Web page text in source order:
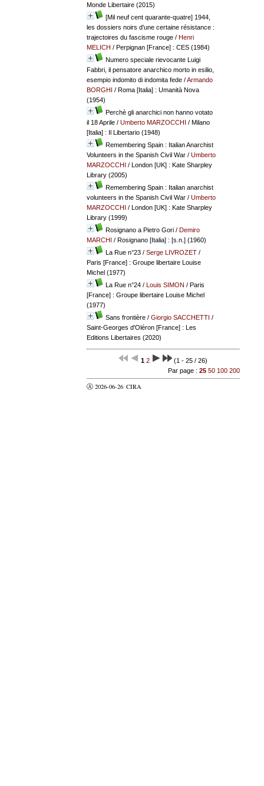
Monde Libertaire (2015)
[Mil neuf cent quarante-quatre] 1944,
les dossiers noirs d'une certaine résistance :
trajectoires du fascisme rouge/ Henri
MELICH / Perpignan [France] : CES (1984)
Numero speciale rievocante Luigi
Fabbri, il pensatore anarchico morto in esilio,
esempio indomito di indomita fede/Armando
BORGHI / Roma [Italia] : Umanità Nova
(1954)
Perchè gli anarchici non hanno votato
il 18 Aprile/ Umberto MARZOCCHI / Milano
[Italia] : Il Libertario (1948)
Remembering Spain : Italian Anarchist
Volunteers in the Spanish Civil War/ Umberto
MARZOCCHI / London [UK] : Kate Sharpley
Library (2005)
Remembering Spain : Italian anarchist
volunteers in the Spanish Civil War/ Umberto
MARZOCCHI / London [UK] : Kate Sharpley
Library (1999)
Rosignano a Pietro Gori/ Demiro
MARCHI / Rosignano [Italia] : [s.n.] (1960)
La Rue n°23/ Serge LIVROZET/
Paris [France] : Groupe libertaire Louise
Michel (1977)
La Rue n°24/ Louis SIMON / Paris
[France] : Groupe libertaire Louise Michel
(1977)
Sans frontière/ Giorgio SACCHETTI /
Saint-Georges d'Oléron [France] : Les
Editions Libertaires (2020)
1 2
(1 - 25 / 26)
Par page : 25 50 100 200
Ⓐ 2026-06-26 CIRA